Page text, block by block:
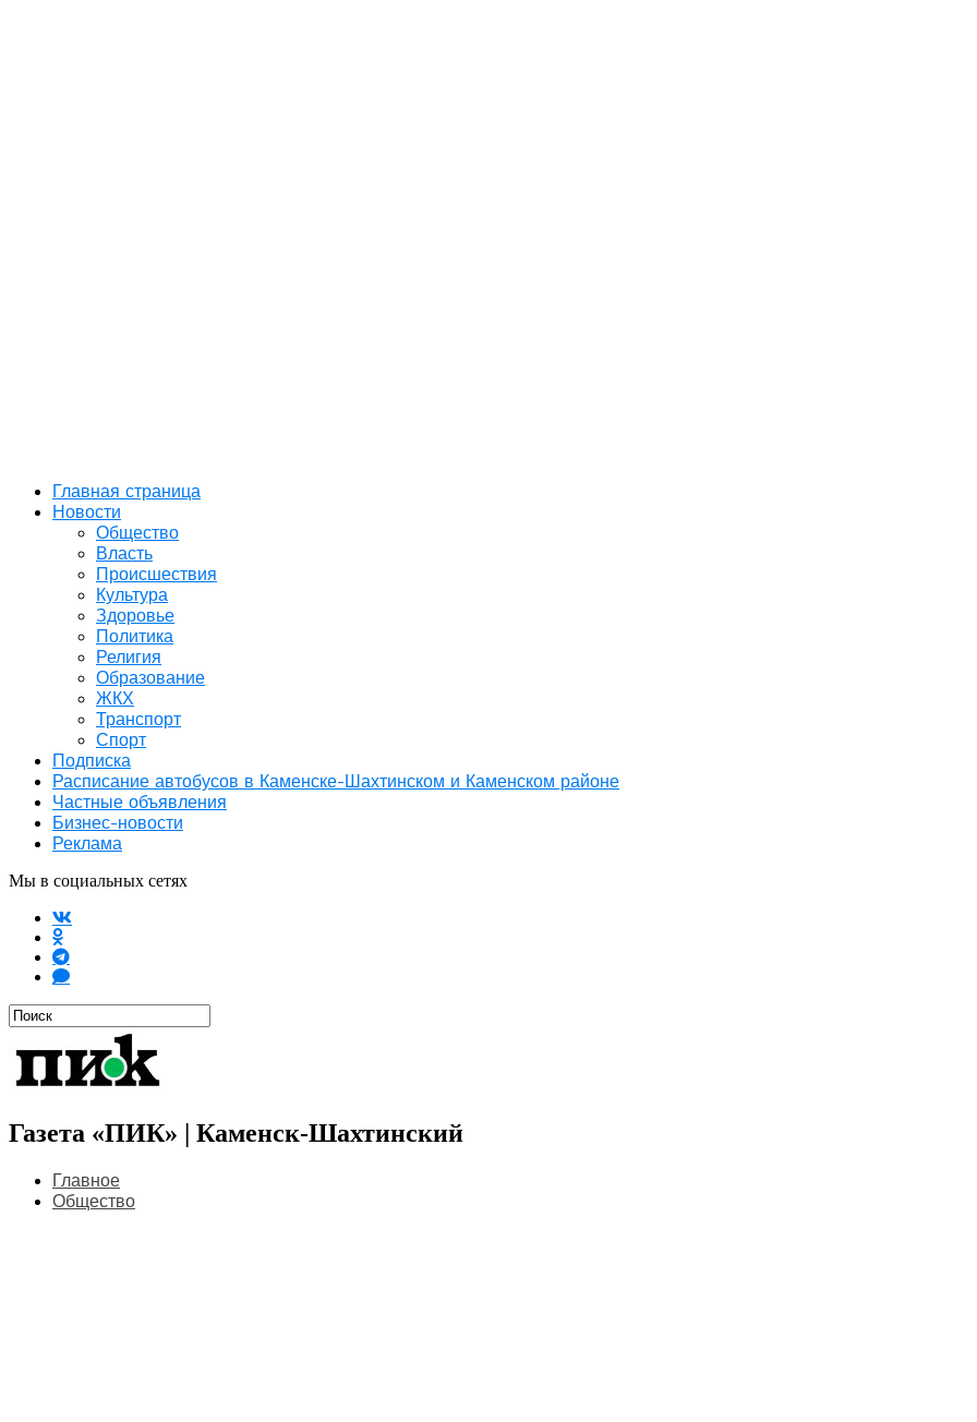
Главная страница
Новости
Общество
Власть
Происшествия
Культура
Здоровье
Политика
Религия
Образование
ЖКХ
Транспорт
Спорт
Подписка
Расписание автобусов в Каменске-Шахтинском и Каменском районе
Частные объявления
Бизнес-новости
Реклама
Мы в социальных сетях
Газета «ПИК» | Каменск-Шахтинский
Главное
Общество